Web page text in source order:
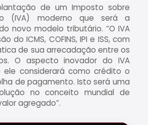
de um Imposto sobre
(IVA) moderno que será a
novo modelo tributário. “O IVA
do ICMS, COFINS, IPI e ISS, com
de sua arrecadação entre os
O aspecto inovador do IVA
ele considerará como crédito o
de pagamento. Isto será uma
no conceito mundial de
agregado”.